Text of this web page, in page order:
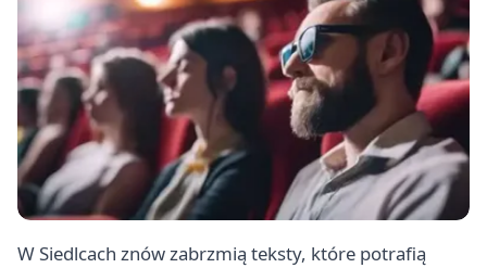
W Siedlcach znów zabrzmią teksty, które potrafią